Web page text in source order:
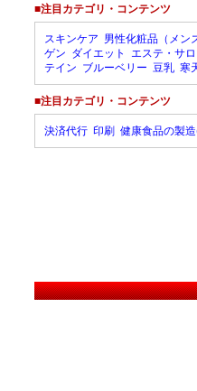
■注目カテゴリ・コンテンツ
スキンケア 男性化粧品（メン
ゲン ダイエット エステ・サ
テイン ブルーベリー 豆乳 寒
■注目カテゴリ・コンテンツ
決済代行 印刷 健康食品の製